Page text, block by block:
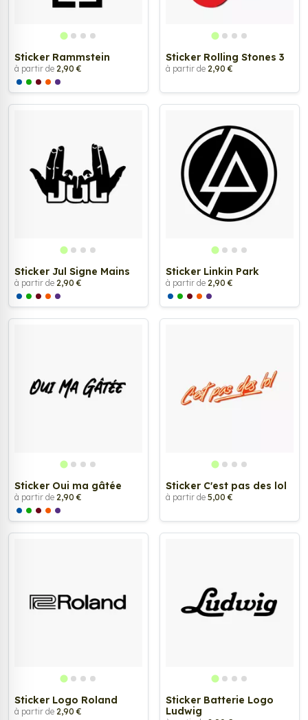
Sticker Rammstein
à partir de 2,90 €
Sticker Rolling Stones 3
à partir de 2,90 €
Sticker Jul Signe Mains
à partir de 2,90 €
Sticker Linkin Park
à partir de 2,90 €
Sticker Oui ma gâtée
à partir de 2,90 €
Sticker C'est pas des lol
à partir de 5,00 €
Sticker Logo Roland
à partir de 2,90 €
Sticker Batterie Logo
Ludwig